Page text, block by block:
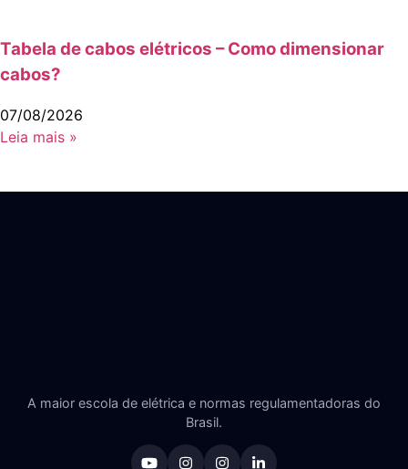
Tabela de cabos elétricos – Como dimensionar
cabos?
07/08/2026
Leia mais »
A maior escola de elétrica e normas regulamentadoras do
Brasil.